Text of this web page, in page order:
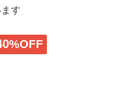
す
%OFF